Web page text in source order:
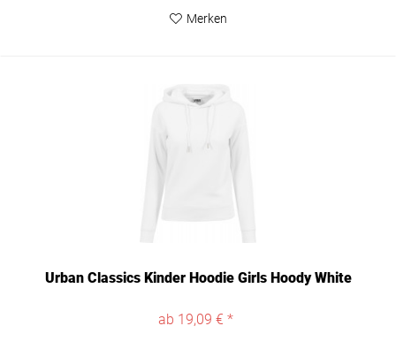
Merken
Urban Classics Kinder Hoodie Girls Hoody White
ab 19,09 € *